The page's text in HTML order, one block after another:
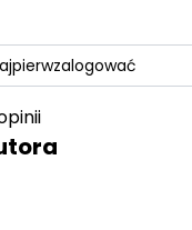
zalogować